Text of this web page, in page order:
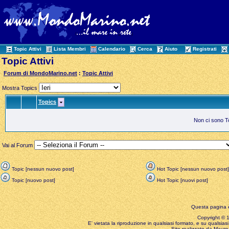
Topic Attivi Lista Membri Calendario Cerca Aiuto Registrati
Topic Attivi
Forum di MondoMarino.net :Topic Attivi
Mostra Topics
Topics
Non ci sono
Vai al Forum
Topic [nessun nuovo post]
Hot Topic [nessun nuovo post]
Topic [nuovo post]
Hot Topic [nuovi post]
Questa pagina
Copyright ©
E' vietata la riproduzione in qualsiasi formato, e su